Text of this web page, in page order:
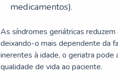
medicamentos).
As síndromes geriátricas
deixando-o mais dependente da
inerentes à idade, o geriatra
qualidade de vida ao paciente.